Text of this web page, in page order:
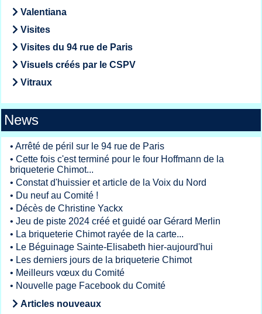
Valentiana
Visites
Visites du 94 rue de Paris
Visuels créés par le CSPV
Vitraux
News
• Arrêté de péril sur le 94 rue de Paris
• Cette fois c'est terminé pour le four Hoffmann de la
briqueterie Chimot...
• Constat d'huissier et article de la Voix du Nord
• Du neuf au Comité !
• Décès de Christine Yackx
• Jeu de piste 2024 créé et guidé oar Gérard Merlin
• La briqueterie Chimot rayée de la carte...
• Le Béguinage Sainte-Elisabeth hier-aujourd'hui
• Les derniers jours de la briqueterie Chimot
• Meilleurs vœux du Comité
• Nouvelle page Facebook du Comité
Articles nouveaux